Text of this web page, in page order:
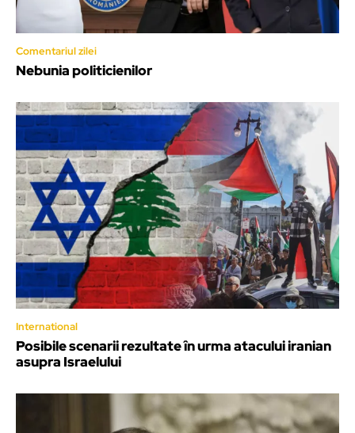
Comentariul zilei
Nebunia politicienilor
International
Posibile scenarii rezultate în urma atacului iranian
asupra Israelului